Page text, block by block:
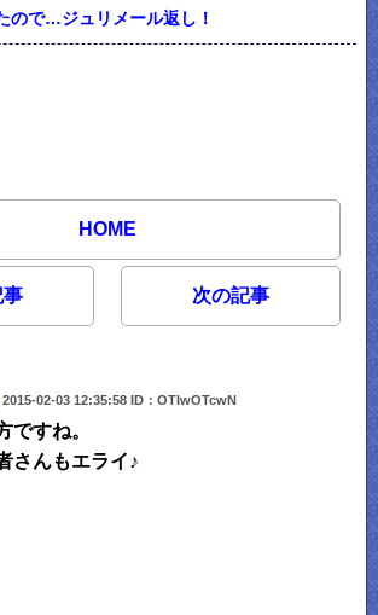
ので…ジュリメール返し！
HOME
事 次の記事
2015-02-03 12:35:58 ID：OTIwOTcwN
ですね。
さんもエライ♪